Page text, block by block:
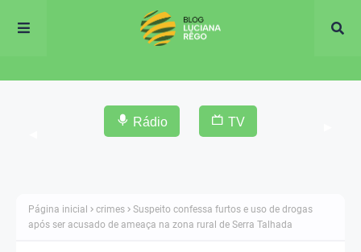
Rádio TV
Página inicial crimes
Suspeito confessa furtos e uso de drogas
após ser acusado de ameaça na zona rural de Serra Talhada